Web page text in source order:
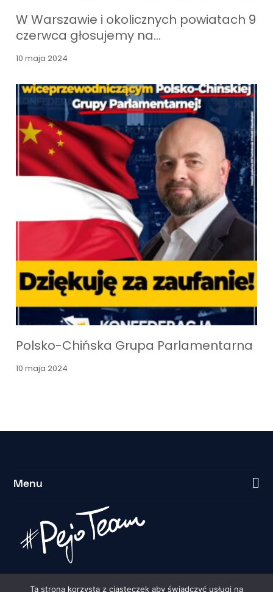
W Warszawie i okolicznych powiatach 9
czerwca głosujemy na…
10 maja 2024
Polsko-Chińska Grupa Parlamentarna
10 maja 2024
Menu
Ta strona korzysta z ciasteczek aby świadczyć usługi na